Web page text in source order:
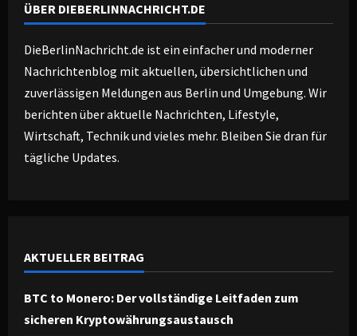
ÜBER DIEBERLINNACHRICHT.DE
DieBerlinNachricht.de ist ein einfacher und moderner
Nachrichtenblog mit aktuellen, übersichtlichen und
zuverlässigen Meldungen aus Berlin und Umgebung. Wir
berichten über aktuelle Nachrichten, Lifestyle,
Wirtschaft, Technik und vieles mehr. Bleiben Sie dran für
tägliche Updates.
AKTUELLER BEITRAG
BTC to Monero: Der vollständige Leitfaden zum
sicheren Kryptowährungsaustausch